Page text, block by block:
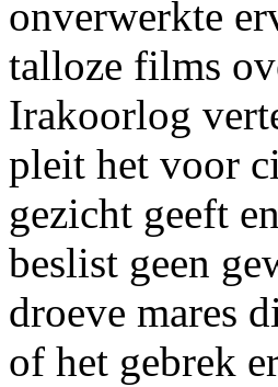
onverwerkte
talloze films
Irakoorlog
pleit het voor
gezicht geeft
beslist geen
droeve mares
of het gebrek